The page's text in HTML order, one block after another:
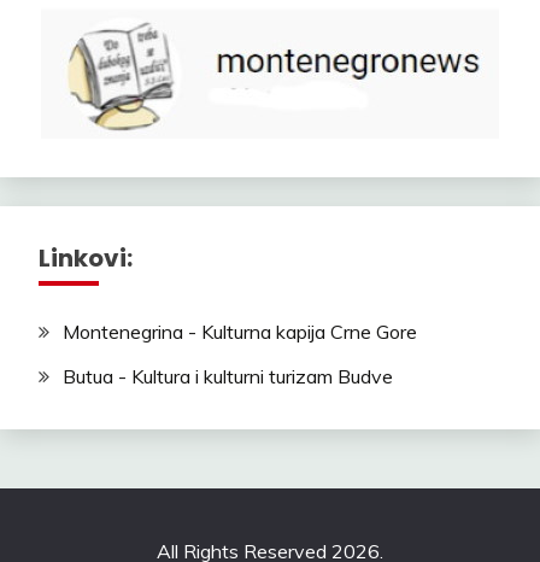
Linkovi:
Montenegrina - Kulturna kapija Crne Gore
Butua - Kultura i kulturni turizam Budve
All Rights Reserved 2026.